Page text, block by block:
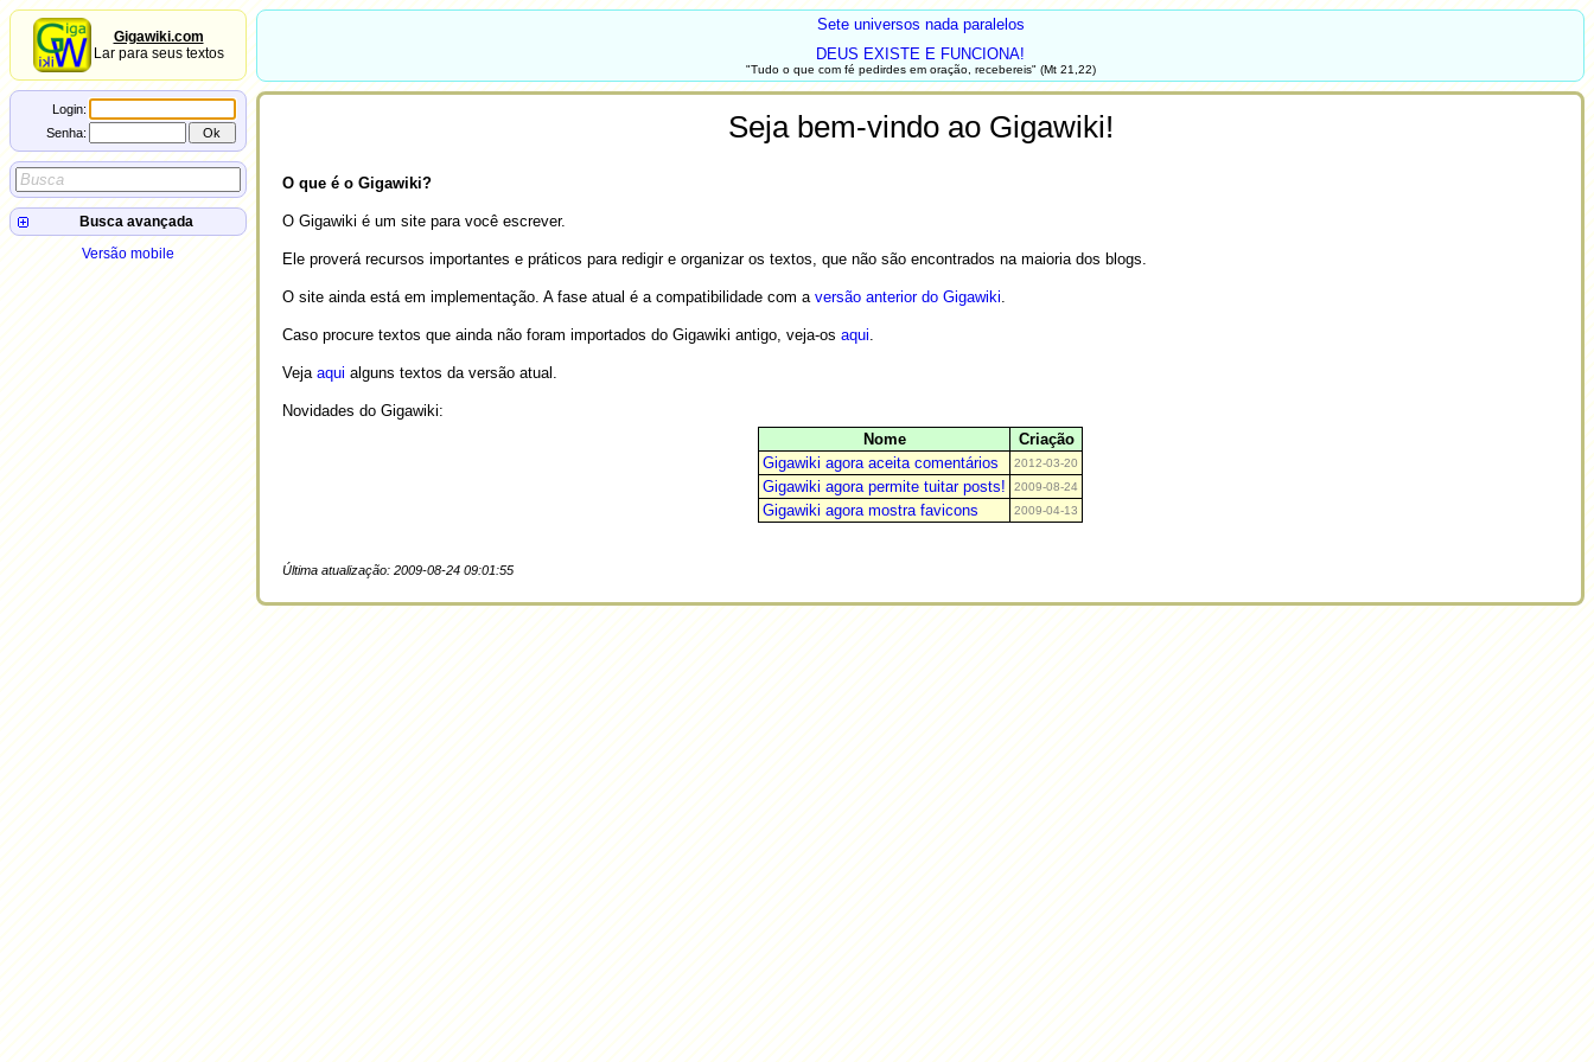
Gigawiki.com
Lar para seus textos
Login:
Senha:
Busca avançada
Versão mobile
Sete universos nada paralelos
DEUS EXISTE E FUNCIONA!
"Tudo o que com fé pedirdes em oração, recebereis" (Mt 21,22)
Seja bem-vindo ao Gigawiki!
O que é o Gigawiki?
O Gigawiki é um site para você escrever.
Ele proverá recursos importantes e práticos para redigir e organizar os textos, que não são encontrados na maioria dos blogs.
O site ainda está em implementação. A fase atual é a compatibilidade com aversão anterior do Gigawiki.
Caso procure textos que ainda não foram importados do Gigawiki antigo, veja-osaqui.
Vejaaqui alguns textos da versão atual.
Novidades do Gigawiki:
Nome
Criação
Gigawiki agora aceita comentários
2012-03-20
Gigawiki agora permite tuitar posts! 2009-08-24
Gigawiki agora mostra favicons 2009-04-13
Última atualização: 2009-08-24 09:01:55